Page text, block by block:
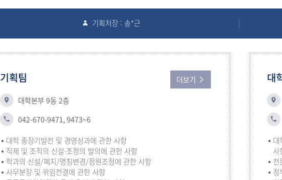
기획처장 : 송*근
기획팀
대학본부 9동 2층
042-670-9471, 9473~6
대학 중장기발전 및 경영성과에 관한 사항
직제 및 조직의 신설·조정의 발의에 관한 사항
학과의 신설/폐지/명칭변경/정원조정에 관한 사항
사무분장 및 위임전결에 관한 사항
더보기 대
대
사
전
정